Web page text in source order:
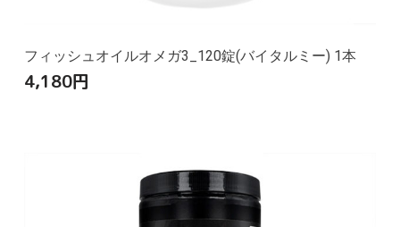
フィッシュオイルオメガ3_120錠(バイタルミー) 1本
4,180円